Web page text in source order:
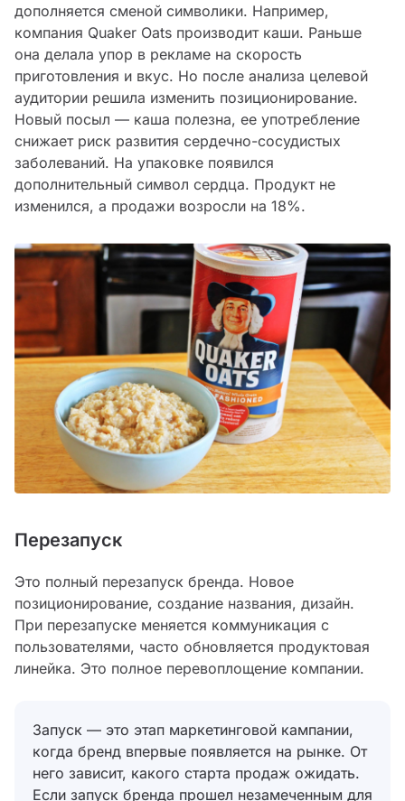
дополняется сменой символики. Например,
компания Quaker Oats производит каши. Раньше
она делала упор в рекламе на скорость
приготовления и вкус. Но после анализа целевой
аудитории решила изменить позиционирование.
Новый посыл — каша полезна, ее употребление
снижает риск развития сердечно-сосудистых
заболеваний. На упаковке появился
дополнительный символ сердца. Продукт не
изменился, а продажи возросли на 18%.
Перезапуск
Это полный перезапуск бренда. Новое
позиционирование, создание названия, дизайн.
При перезапуске меняется коммуникация с
пользователями, часто обновляется продуктовая
линейка. Это полное перевоплощение компании.
Запуск — это этап маркетинговой кампании,
когда бренд впервые появляется на рынке. От
него зависит, какого старта продаж ожидать.
Если запуск бренда прошел незамеченным для